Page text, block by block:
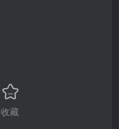
收藏